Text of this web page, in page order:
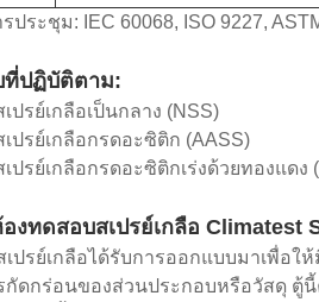
ประชุม: IEC 60068, ISO 9227,
ที่ปฏิบัติตาม:
ปรย์เกลือเป็นกลาง (NSS)
ปรย์เกลือกรดอะซิติก (AASS)
ปรย์เกลือกรดอะซิติกเร่งด้วยทองแดง
ทดสอบสเปรย์เกลือ Climatest
ปรย์เกลือได้รับการออกแบบมาเพื่อ
กัดกร่อนของส่วนประกอบหรือวัสดุ